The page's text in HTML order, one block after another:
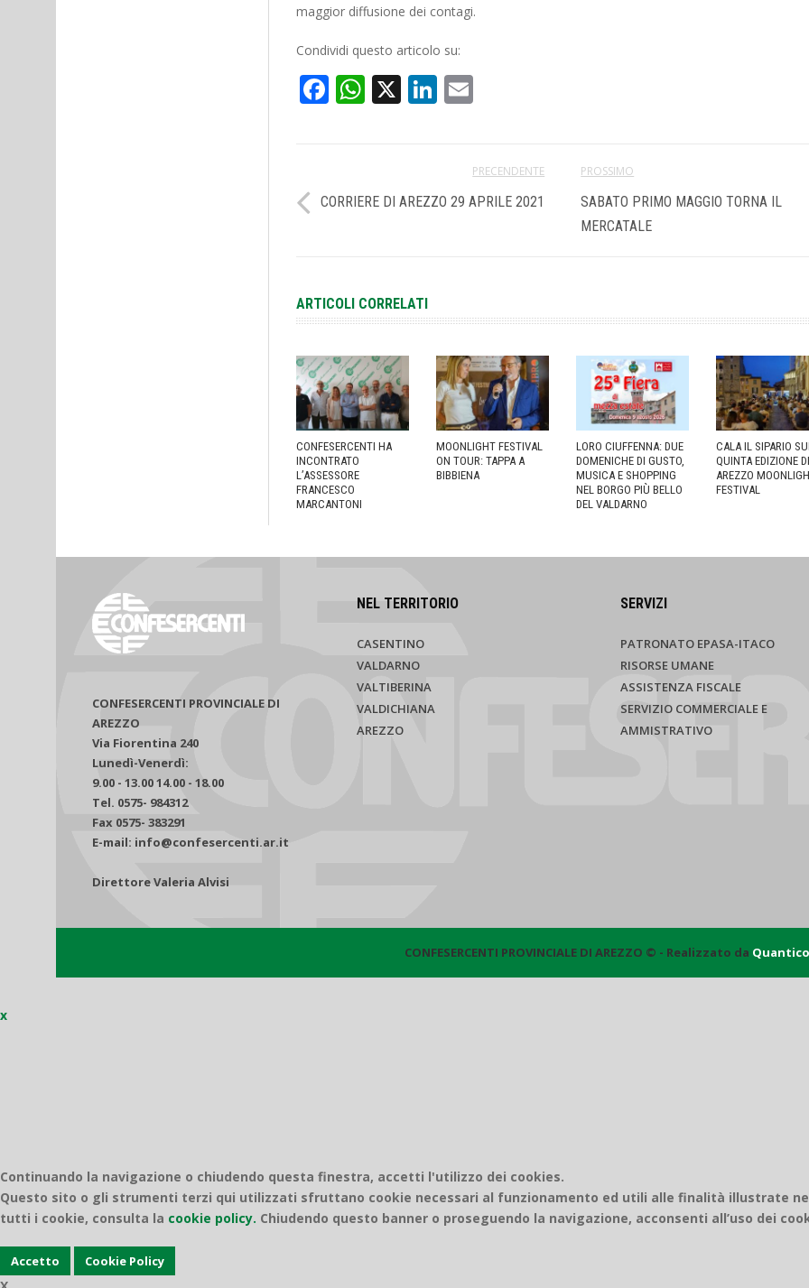
maggior diffusione dei contagi.
Condividi questo articolo su:
Facebook
WhatsApp
X LinkedIn
PRECENDENTE
CORRIERE DI AREZZO 29 APRILE 2021
PROSSIMO
SABATO PRIMO MAGGIO TORNA IL
MERCATALE
ARTICOLI CORRELATI
CONFESERCENTI HA
INCONTRATO
L’ASSESSORE
FRANCESCO
MARCANTONI
MOONLIGHT FESTIVAL
ON TOUR: TAPPA A
BIBBIENA
LORO CIUFFENNA: DUE
DOMENICHE DI GUSTO,
MUSICA E SHOPPING
NEL BORGO PIÙ BELLO
DEL VALDARNO
CALA IL SIPARIO
QUINTA EDIZIONE
AREZZO
FESTIVAL
CONFESERCENTI PROVINCIALE DI
AREZZO
Via Fiorentina 240
Lunedì-Venerdì:
9.00 - 13.00 14.00 - 18.00
Tel. 0575- 984312
Fax 0575- 383291
E-mail: info@confesercenti.ar.it
Direttore Valeria Alvisi
NEL TERRITORIO
CASENTINO
VALDARNO
VALTIBERINA
VALDICHIANA
AREZZO
SERVIZI
PATRONATO EPASA-ITACO
RISORSE UMANE
ASSISTENZA FISCALE
SERVIZIO COMMERCIALE E
AMMISTRATIVO
CONFESERCENTI PROVINCIALE DI AREZZO © - Realizzato da Quantico
x
Continuando la navigazione o chiudendo questa finestra, accetti l'utilizzo dei cookies.
Questo sito o gli strumenti terzi qui utilizzati sfruttano cookie necessari al funzionamento ed utili alle finalità illustrate
tutti i cookie, consulta la cookie policy. Chiudendo questo banner o proseguendo la navigazione, acconsenti all’uso dei
Accetto Cookie Policy